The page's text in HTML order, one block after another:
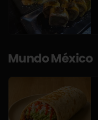
Mundo México